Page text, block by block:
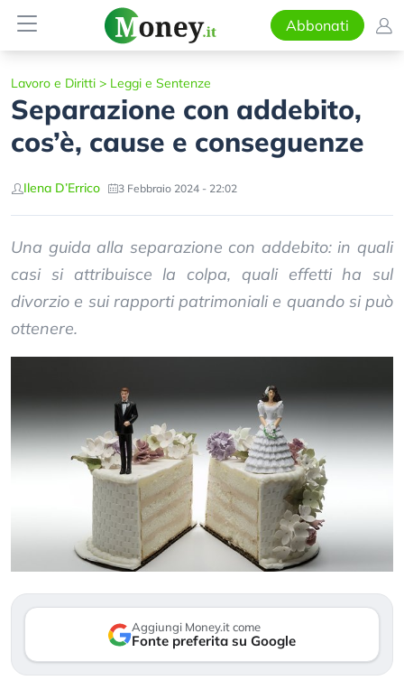
Abbonati
Lavoro e Diritti > Leggi e Sentenze
Separazione con addebito,
cos’è, cause e conseguenze
Ilena D’Errico 3 Febbraio 2024 - 22:02
Una guida alla separazione con addebito: in quali
casi si attribuisce la colpa, quali effetti ha sul
divorzio e sui rapporti patrimoniali e quando si può
ottenere.
Aggiungi Money.it come
Fonte preferita su Google